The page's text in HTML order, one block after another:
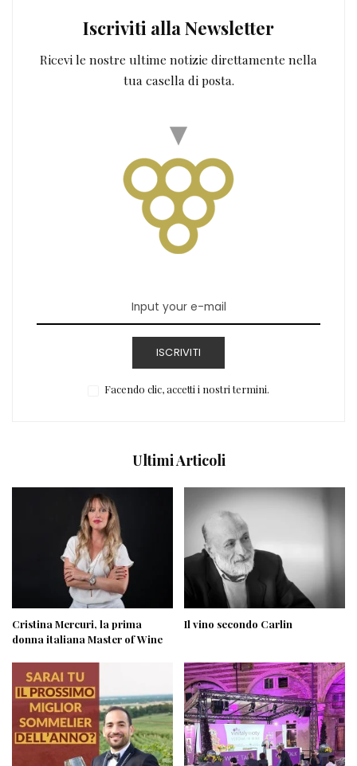
Iscriviti alla Newsletter
Ricevi le nostre ultime notizie direttamente nella
tua casella di posta.
ISCRIVITI
Facendo clic, accetti i nostri termini.
Ultimi Articoli
Cristina Mercuri, la prima
donna italiana Master of Wine
Il vino secondo Carlin